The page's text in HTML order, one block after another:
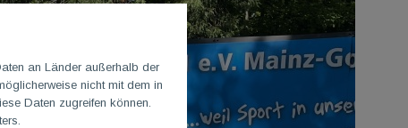
an Länder außerhalb der
nicht mit dem in
Daten zugreifen können.